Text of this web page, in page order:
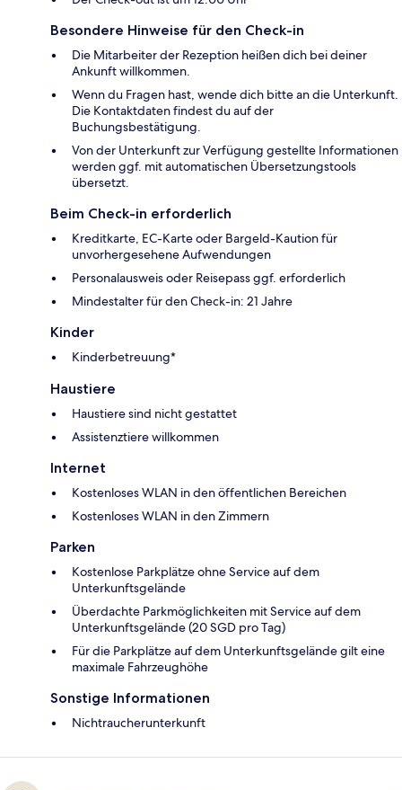
Besondere Hinweise für den Check-in
Die Mitarbeiter der Rezeption heißen dich bei deiner
Ankunft willkommen.
Wenn du Fragen hast, wende dich bitte an die Unterkunft.
Die Kontaktdaten findest du auf der
Buchungsbestätigung.
Von der Unterkunft zur Verfügung gestellte Informationen
werden ggf. mit automatischen Übersetzungstools
übersetzt.
Beim Check-in erforderlich
Kreditkarte, EC-Karte oder Bargeld-Kaution für
unvorhergesehene Aufwendungen
Personalausweis oder Reisepass ggf. erforderlich
Mindestalter für den Check-in: 21 Jahre
Kinder
Kinderbetreuung*
Haustiere
Haustiere sind nicht gestattet
Assistenztiere willkommen
Internet
Kostenloses WLAN in den öffentlichen Bereichen
Kostenloses WLAN in den Zimmern
Parken
Kostenlose Parkplätze ohne Service auf dem
Unterkunftsgelände
Überdachte Parkmöglichkeiten mit Service auf dem
Unterkunftsgelände (20 SGD pro Tag)
Für die Parkplätze auf dem Unterkunftsgelände gilt eine
maximale Fahrzeughöhe
Sonstige Informationen
Nichtraucherunterkunft